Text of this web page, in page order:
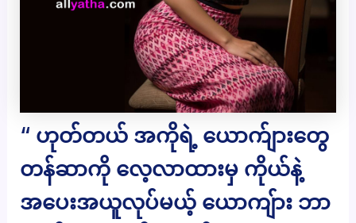
“ ဟုတ်တယ် အကိုရဲ့ ယောက်ျားတွေ
တန်ဆာကို လေ့လာထားမှ ကိုယ်နဲ့
အပေးအယူလုပ်မယ့် ယောကျ်ား ဘာ